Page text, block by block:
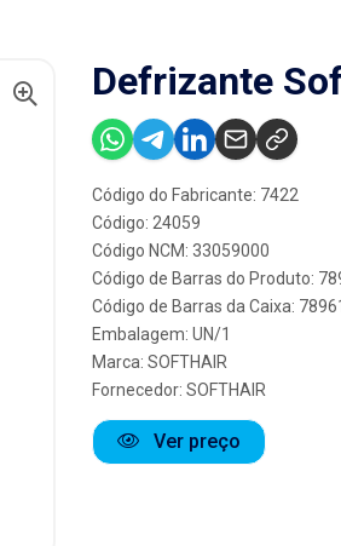
Defrizante
Código do Fabricante: 7422
Código: 24059
Código NCM: 33059000
Código de Barras do Produto:
Código de Barras da Caixa:
Embalagem: UN/1
Marca: SOFTHAIR
Fornecedor: SOFTHAIR
Ver preço